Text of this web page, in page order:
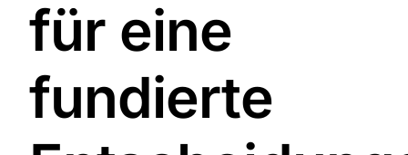
für eine
fundierte